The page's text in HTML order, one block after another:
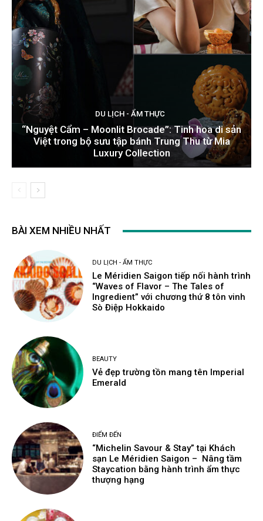
DU LỊCH - ẨM THỰC
“Nguyệt Cẩm – Moonlit Brocade”: Tinh hoa di sản
Việt trong bộ sưu tập bánh Trung Thu từ Mia
Luxury Collection
BÀI XEM NHIỀU NHẤT
DU LỊCH - ẨM THỰC
Le Méridien Saigon tiếp nối hành trình
“Waves of Flavor – The Tales of
Ingredient” với chương thứ 8 tôn vinh
Sò Điệp Hokkaido
BEAUTY
Vẻ đẹp trường tồn mang tên Imperial
Emerald
ĐIỂM ĐẾN
“Michelin Savour & Stay” tại Khách
sạn Le Méridien Saigon – Nâng tầm
Staycation bằng hành trình ẩm thực
thượng hạng